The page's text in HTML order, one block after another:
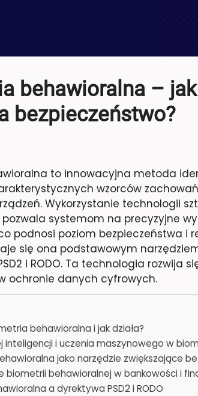
behawioralna –
bezpieczeństwo?
to innowacyjna metoda
wzorców
Wykorzystanie technologii
systemom na precyzyjne
podnosi poziom bezpieczeństwa i
się ona podstawowym
i RODO. Ta technologia rozwija
ochronie danych cyfrowych.
behawioralna i jak działa?
inteligencji i uczenia maszynowego w
jako narzędzie zwiększające
biometrii behawioralnej w bankowości i
a dyrektywa PSD2 i RODO